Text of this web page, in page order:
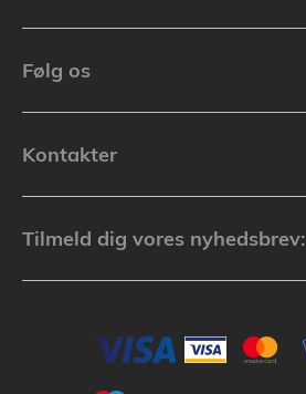
Følg os
Kontakter
Tilmeld dig vores nyhedsbrev: